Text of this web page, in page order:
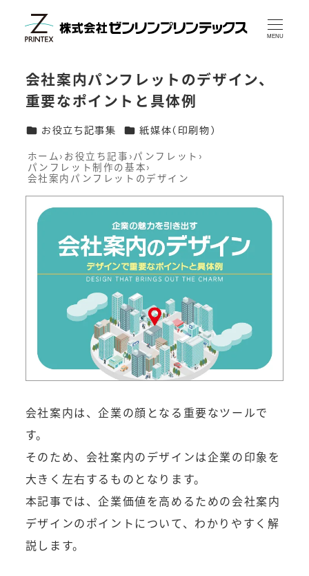
MENU
会社案内パンフレットのデザイン、
重要なポイントと具体例
カテゴリー
お役立ち記事集 カテゴリー
紙媒体(印刷物)
ホーム› お役立ち記事 ›パンフレット ›
パンフレット制作の基本›
会社案内パンフレットのデザイン
会社案内は、企業の顔となる重要なツールで
す。
そのため、会社案内のデザインは企業の印象を
大きく左右するものとなります。
本記事では、企業価値を高めるための会社案内
デザインのポイントについて、わかりやすく解
説します。